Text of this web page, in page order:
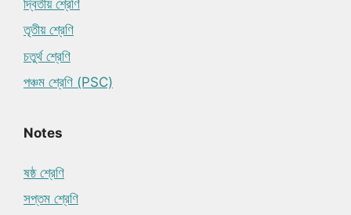
দ্বিতীয় শ্রেণি
তৃতীয় শ্রেণি
চতুর্থ শ্রেণি
পঞ্চম শ্রেণি (PSC)
Notes
ষষ্ঠ শ্রেণি
সপ্তম শ্রেণি